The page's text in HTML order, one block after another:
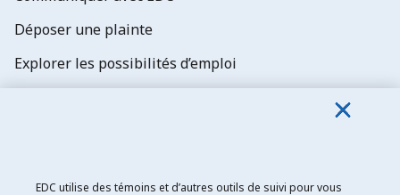
Déposer une plainte
Explorer les possibilités d’emploi
EDC utilise des témoins et d’autres outils de suivi pour vous